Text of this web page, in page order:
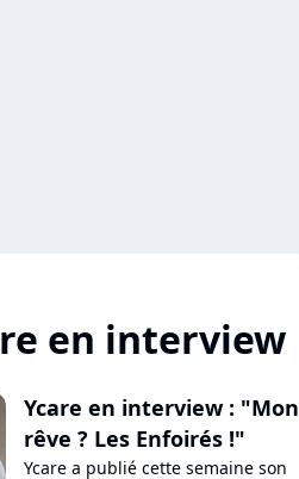
en interview
Ycare en interview : "Mon
rêve ? Les Enfoirés !"
Ycare a publié cette semaine son